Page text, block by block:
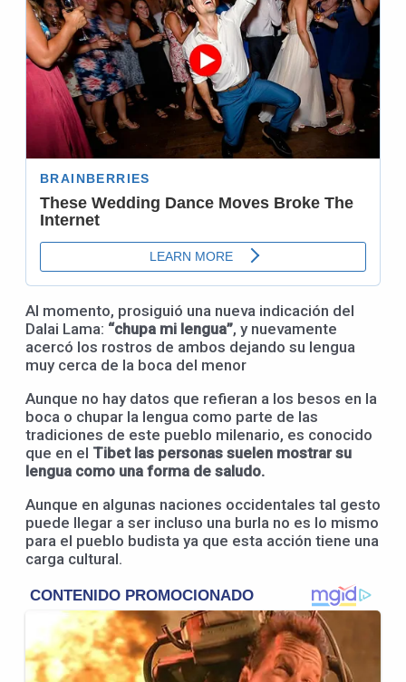
Al momento, prosiguió una nueva indicación del
Dalai Lama: “chupa mi lengua”, y nuevamente
acercó los rostros de ambos dejando su lengua
muy cerca de la boca del menor
Aunque no hay datos que refieran a los besos en la
boca o chupar la lengua como parte de las
tradiciones de este pueblo milenario, es conocido
que en el Tibet las personas suelen mostrar su
lengua como una forma de saludo.
Aunque en algunas naciones occidentales tal gesto
puede llegar a ser incluso una burla no es lo mismo
para el pueblo budista ya que esta acción tiene una
carga cultural.